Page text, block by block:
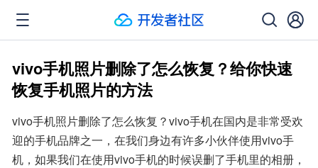
vivo手机照片删除了怎么恢复？给你快速
恢复手机照片的方法
vivo手机照片删除了怎么恢复？vivo手机在国内是非常受欢
迎的手机品牌之一，在我们身边有许多小伙伴使用vivo手
机，如果我们在使用vivo手机的时候误删了手机里的相册，